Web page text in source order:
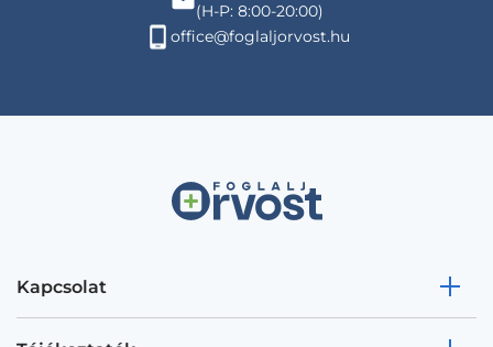
(H-P: 8:00-20:00)
office@foglaljorvost.hu
Kapcsolat